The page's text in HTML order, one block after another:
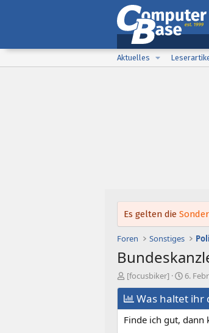
Aktuelles
Es gelten die
Foren Sonstiges
E
r
s
t
e
[focusbiker]
E
r
s
t
e
6.
Was haltet ihr
Finde ich gut, dann